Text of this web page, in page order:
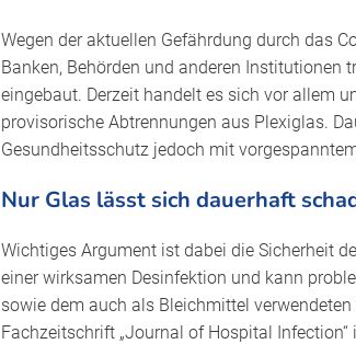
Wegen der aktuellen Gefährdung durch das
Banken, Behörden und anderen Institutionen
eingebaut. Derzeit handelt es sich vor allem
provisorische Abtrennungen aus Plexiglas.
Gesundheitsschutz jedoch mit
Nur Glas lässt sich dauerhaft
Wichtiges Argument ist dabei die Sicherheit
einer wirksamen Desinfektion und kann
sowie dem auch als Bleichmittel
Fachzeitschrift „Journal of Hospital